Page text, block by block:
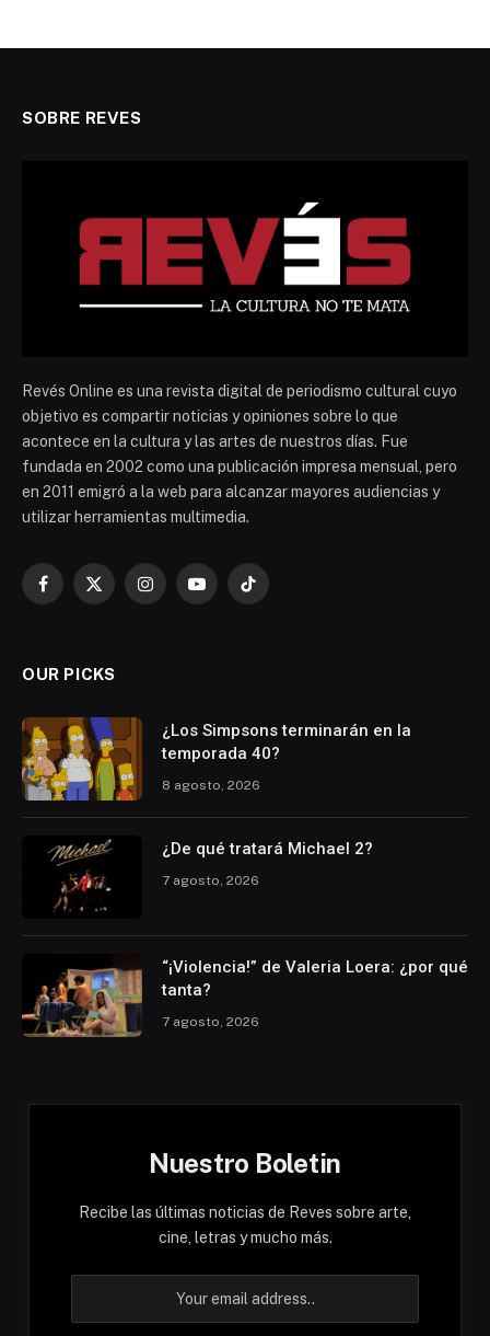
SOBRE REVES
Revés Online es una revista digital de periodismo cultural cuyo
objetivo es compartir noticias y opiniones sobre lo que
acontece en la cultura y las artes de nuestros días. Fue
fundada en 2002 como una publicación impresa mensual, pero
en 2011 emigró a la web para alcanzar mayores audiencias y
utilizar herramientas multimedia.
Facebook
X
InstagramYouTubeTikTok
OUR PICKS
¿Los Simpsons terminarán en la
temporada 40?
8 agosto, 2026
¿De qué tratará Michael 2?
7 agosto, 2026
“¡Violencia!” de Valeria Loera: ¿por qué
tanta?
7 agosto, 2026
Nuestro Boletin
Recibe las últimas noticias de Reves sobre arte,
cine, letras y mucho más.